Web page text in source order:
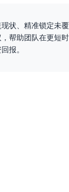
与响应体字段，确
状、精准锁定未
帮助团队在更短
报。